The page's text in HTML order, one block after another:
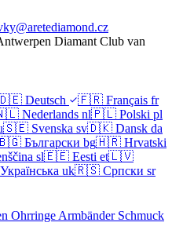
Diamant Club van
Deutsch 🇫🇷 Français fr
Nederlands nl🇵🇱 Polski pl
🇸🇪 Svenska sv🇩🇰 Dansk da
Български bg🇭🇷 Hrvatski
sl🇪🇪 Eesti et🇱🇻
Українська uk🇷🇸 Српски sr
Ohrringe Armbänder Schmuck